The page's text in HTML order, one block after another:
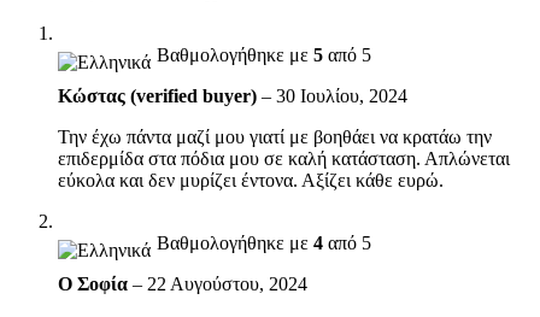
Βαθμολογήθηκε με 5 από 5
Κώστας (verified buyer) – 30 Ιουλίου, 2024
Την έχω πάντα μαζί μου γιατί με βοηθάει να κρατάω την
επιδερμίδα στα πόδια μου σε καλή κατάσταση. Απλώνεται
εύκολα και δεν μυρίζει έντονα. Αξίζει κάθε ευρώ.
Βαθμολογήθηκε με 4 από 5
Ο Σοφία – 22 Αυγούστου, 2024